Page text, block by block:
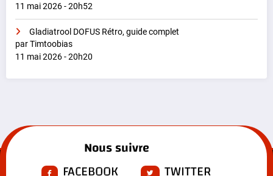
11 mai 2026 - 20h52
Gladiatrool DOFUS Rétro, guide complet
par Timtoobias
11 mai 2026 - 20h20
Nous suivre